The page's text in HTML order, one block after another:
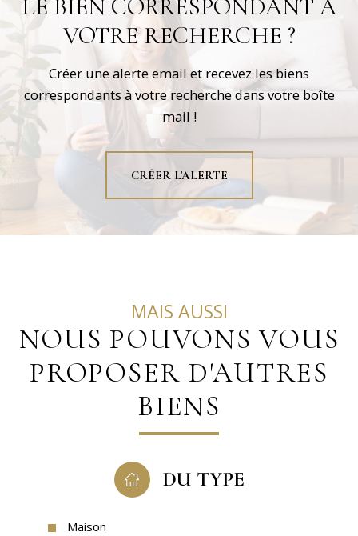
LE BIEN CORRESPONDANT À
VOTRE RECHERCHE ?
Créer une alerte email et recevez les biens
correspondants à votre recherche dans votre boîte
mail !
CRÉER L'ALERTE
MAIS AUSSI
NOUS POUVONS VOUS
PROPOSER D'AUTRES
BIENS
DU TYPE
Maison